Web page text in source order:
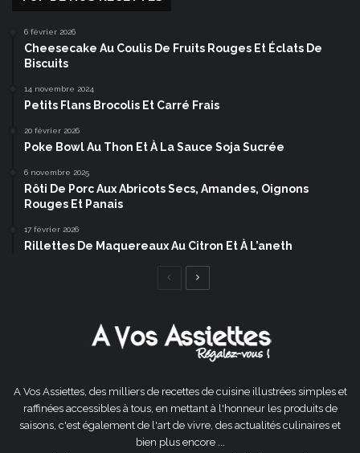
6 février 2026
Cheesecake Au Coulis De Fruits Rouges Et Éclats De
Biscuits
14 novembre 2024
Petits Flans Brocolis Et Carré Frais
20 février 2026
Poke Bowl Au Thon Et À La Sauce Soja Sucrée
6 novembre 2025
Rôti De Porc Aux Abricots Secs, Amandes, Oignons
Rouges Et Panais
17 février 2026
Rillettes De Maquereaux Au Citron Et À L’aneth
Page
A Vos Assiettes, des milliers de recettes de cuisine illustrées simples et
raffinées accessibles à tous, en mettant à l'honneur les produits de
saisons, c'est également de l'art de vivre, des actualités culinaires et
bien plus encore ...